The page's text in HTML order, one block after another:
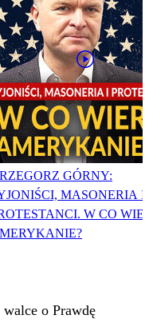
GÓRNY:
MASONERIA I
W CO
o Prawdę